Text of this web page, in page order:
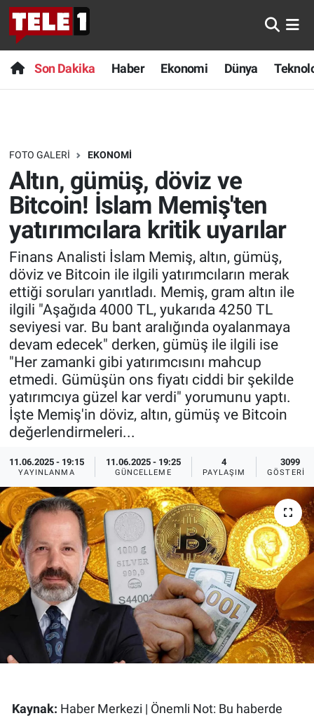
Son Dakika Haber Ekonomi Dünya
FOTO GALERI EKONOMI
Altın, gümüş, döviz ve
Bitcoin! İslam Memiş'ten
yatırımcılara kritik uyarılar
Finans Analisti İslam Memiş, altın, gümüş,
döviz ve Bitcoin ile ilgili yatırımcıların merak
ettiği soruları yanıtladı. Memiş, gram altın ile
ilgili "Aşağıda 4000 TL, yukarıda 4250 TL
seviyesi var. Bu bant aralığında oyalanmaya
devam edecek" derken, gümüş ile ilgili ise
"Her zamanki gibi yatırımcısını mahcup
etmedi. Gümüşün ons fiyatı ciddi bir şekilde
yatırımcıya güzel kar verdi" yorumunu yaptı.
İşte Memiş'in döviz, altın, gümüş ve Bitcoin
değerlendirmeleri...
11.06.2025 - 19:15
YAYINLANMA
11.06.2025 - 19:25
GÜNCELLEME
4
PAYLAŞIM
3099
GÖSTERIM
Kaynak: Haber Merkezi | Önemli Not: Bu haberde
Anında Manşet
Başka Sohbetler
Bilim turu
Bilim ve Teknoloji Evreni
Doğa Konuşuyor
Dünya
Ege Saati
Ege'den Esintiler
Eğitim
Eğlence
Gerçeğin İzinde
Gün Başlıyor
Gün Bitiyor
Gün Ortası
Gündem Özel
Son Dakika
Haber
Dünya
Teknoloji
Sağlık
Spor
Yayın Akışı
İletişim
Nöbetçi Eczaneler
Hava Durumu
Trafik Durumu
Süper Lig Puan Durumu ve Fikstür
Tüm Manşetler
Son Dakika Haberleri
Haber Arşivi